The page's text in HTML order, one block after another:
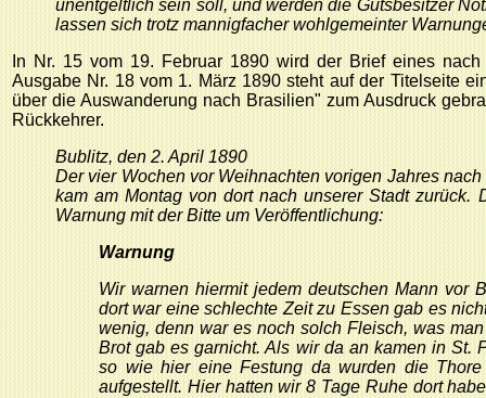
unentgeltlich sein soll, und werden die Gutsbesitzer
lassen sich trotz mannigfacher wohlgemeinter
In Nr. 15 vom 19. Februar 1890 wird der Brief eines
Ausgabe Nr. 18 vom 1. März 1890 steht auf der Titelseite
über die Auswanderung nach Brasilien" zum Ausdruck
Rückkehrer.
Bublitz, den 2. April 1890
Der vier Wochen vor Weihnachten vorigen Jahres
kam am Montag von dort nach unserer Stadt
Warnung mit der Bitte um Veröffentlichung:
Warnung
Wir warnen hiermit jedem deutschen Mann vor
dort war eine schlechte Zeit zu Essen gab es
wenig, denn war es noch solch Fleisch, was
Brot gab es garnicht. Als wir da an kamen in St.
so wie hier eine Festung da wurden die
aufgestellt. Hier hatten wir 8 Tage Ruhe dort